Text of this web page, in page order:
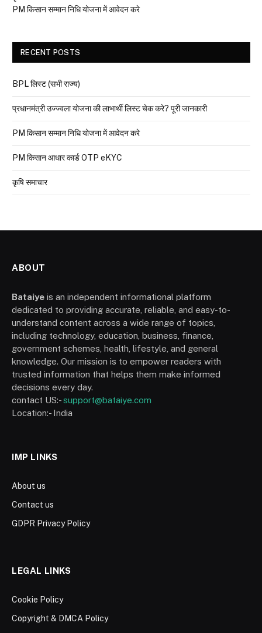
PM किसान सम्मान निधि योजना में आवेदन करे
RECENT POSTS
BPL लिस्ट (सभी राज्य)
प्रधानमंत्री उज्ज्वला योजना की लाभार्थी लिस्ट चेक करे? पूरी जानकारी
PM किसान सम्मान निधि योजना में आवेदन करे
PM किसान आधार कार्ड OTP eKYC
कृषि समाचार
ABOUT
Bataiye is an independent informational platform
dedicated to providing accurate, reliable, and easy-to-
understand content across a wide range of topics,
including technology, education, business, finance,
government schemes, health, lifestyle, and general
knowledge. Our mission is to empower readers with
trusted information that helps them make informed
decisions every day.
contact US:-support@bataiye.com
Location:- India
IMP LINKS
About us
Contact us
GDPR Privacy Policy
LEGAL LINKS
Cookie Policy
Copyright & DMCA Policy